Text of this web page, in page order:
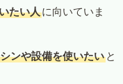
たい人に向いていま
ンや設備を使いたい と